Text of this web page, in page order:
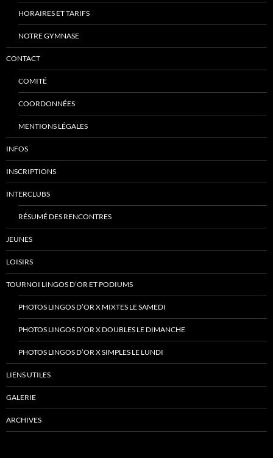
HORAIRES ET TARIFS
NOTRE GYMNASE
CONTACT
COMITÉ
COORDONNÉES
MENTIONS LÉGALES
INFOS
INSCRIPTIONS
INTERCLUBS
RÉSUMÉ DES RENCONTRES
JEUNES
LOISIRS
TOURNOI LINGOS D’OR ET PODIUMS
PHOTOS LINGOS D’OR X MIXTES LE SAMEDI
PHOTOS LINGOS D’OR X DOUBLES LE DIMANCHE
PHOTOS LINGOS D’OR X SIMPLES LE LUNDI
LIENS UTILES
GALERIE
ARCHIVES